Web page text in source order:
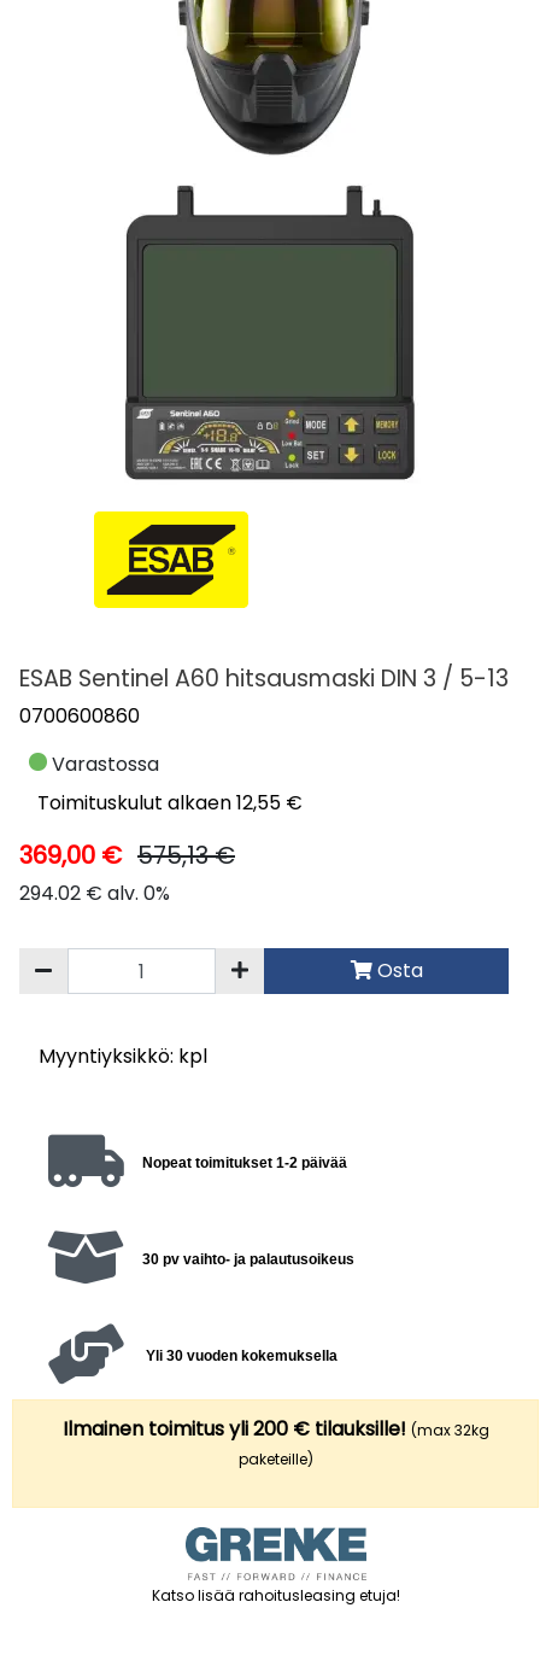
ESAB Sentinel A60 hitsausmaski DIN 3 / 5-13
0700600860
Varastossa
Toimituskulut alkaen 12,55 €
369,00 € 575,13 €
294.02 € alv. 0%
Osta
Myyntiyksikkö: kpl
Nopeat toimitukset 1-2 päivää
30 pv vaihto- ja palautusoikeus
Yli 30 vuoden kokemuksella
Ilmainen toimitus yli 200 € tilauksille! (max 32kg
paketeille)
Katso lisää rahoitusleasing etuja!